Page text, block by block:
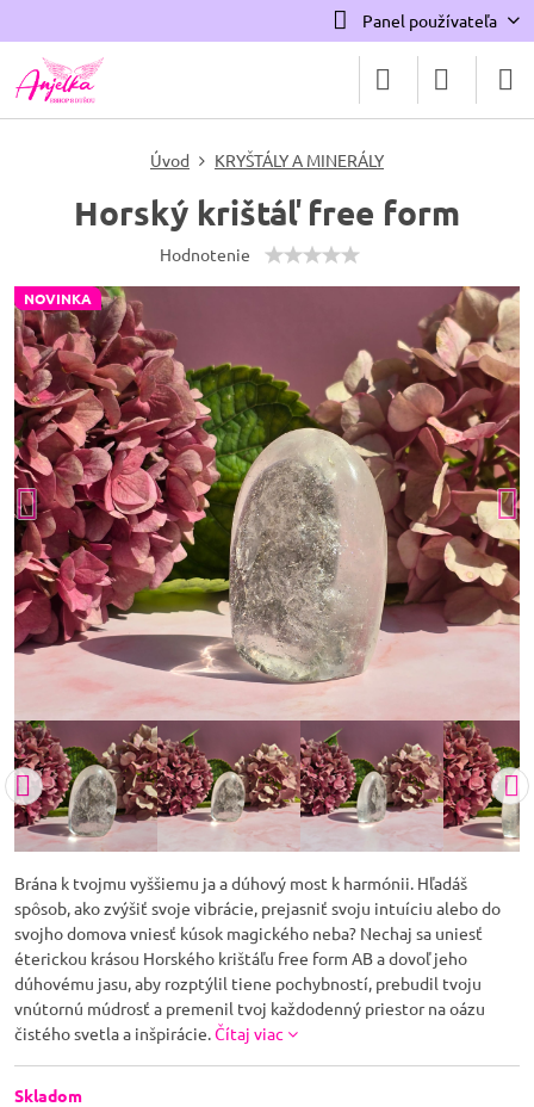
Panel používateľa
NOVINKA
Úvod KRYŠTÁLY A MINERÁLY
Horský krištáľ free form
Hodnotenie
Brána k tvojmu vyššiemu ja a dúhový most k harmónii. Hľadáš
spôsob, ako zvýšiť svoje vibrácie, prejasniť svoju intuíciu alebo do
svojho domova vniesť kúsok magického neba? Nechaj sa uniesť
éterickou krásou Horského krištáľu free form AB a dovoľ jeho
dúhovému jasu, aby rozptýlil tiene pochybností, prebudil tvoju
vnútornú múdrosť a premenil tvoj každodenný priestor na oázu
čistého svetla a inšpirácie.Čítaj viac
Skladom